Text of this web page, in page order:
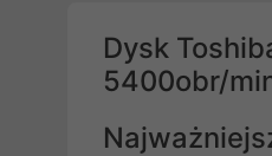
Dysk
5400obr/